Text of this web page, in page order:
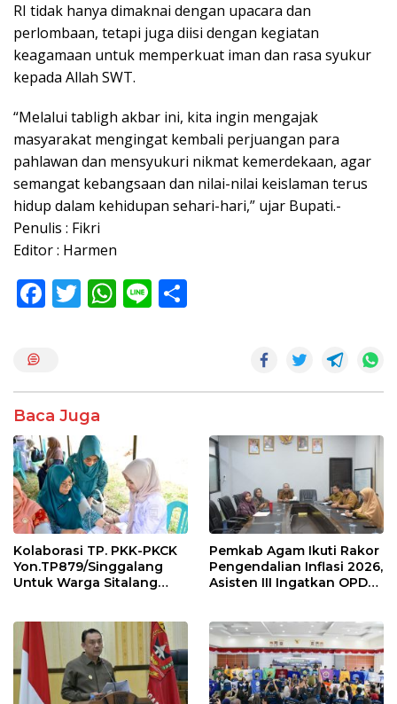
RI tidak hanya dimaknai dengan upacara dan
perlombaan, tetapi juga diisi dengan kegiatan
keagamaan untuk memperkuat iman dan rasa syukur
kepada Allah SWT.
“Melalui tabligh akbar ini, kita ingin mengajak
masyarakat mengingat kembali perjuangan para
pahlawan dan mensyukuri nikmat kemerdekaan, agar
semangat kebangsaan dan nilai-nilai keislaman terus
hidup dalam kehidupan sehari-hari,” ujar Bupati.-
Penulis : Fikri
Editor : Harmen
F
o
o
k
T W
p
p
Li
Baca Juga
Kolaborasi TP. PKK-PKCK
Yon.TP879/Singgalang
Untuk Warga Sitalang
Pemkab Agam Ikuti Rakor
Pengendalian Inflasi 2026,
Asisten III Ingatkan OPD